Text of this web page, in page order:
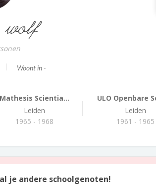
wolf
Woont in -
Mathesis Scientia...
Leiden
1965 - 1968
ULO Openbare
Leiden
1961 - 1965
je andere schoolgenoten!